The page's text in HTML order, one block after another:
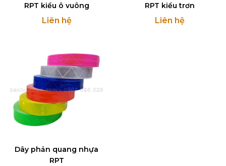
RPT kiểu ô vuông
Liên hệ
RPT kiểu trơn
Liên hệ
Dây phản quang nhựa
RPT